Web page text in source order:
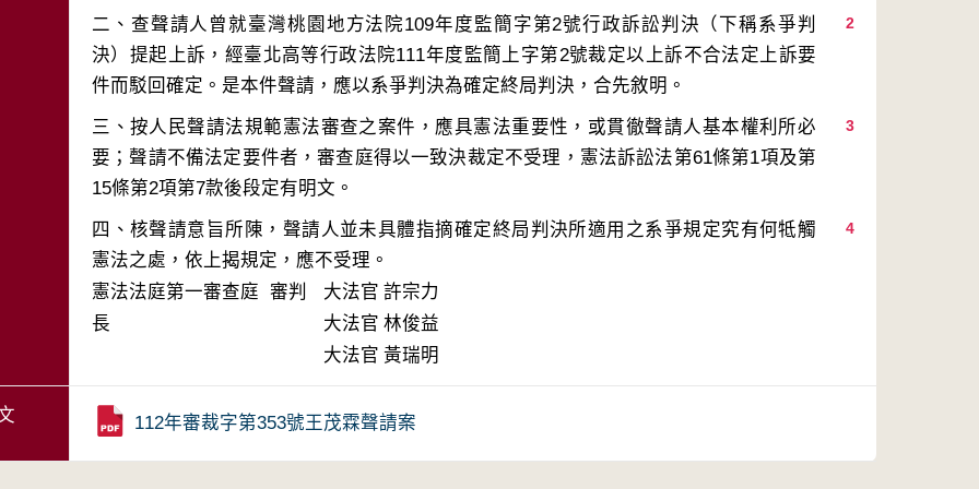
2
二、查聲請人曾就臺灣桃園地方法院109年度監簡字第2號行政訴訟判決（下稱系爭判
決）提起上訴，經臺北高等行政法院111年度監簡上字第2號裁定以上訴不合法定上訴要
3
三、按人民聲請法規範憲法審查之案件，應具憲法重要性，或貫徹聲請人基本權利所必
要；聲請不備法定要件者，審查庭得以一致決裁定不受理，憲法訴訟法第61條第1項及第
4
四、核聲請意旨所陳，聲請人並未具體指摘確定終局判決所適用之系爭規定究有何牴觸
憲法之處，依上揭規定，應不受理。
憲法法庭第一審查庭 審判
長
大法官 許宗力
大法官 林俊益
大法官 黃瑞明
112年審裁字第353號王茂霖聲請案